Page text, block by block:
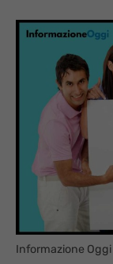
Informazione Oggi